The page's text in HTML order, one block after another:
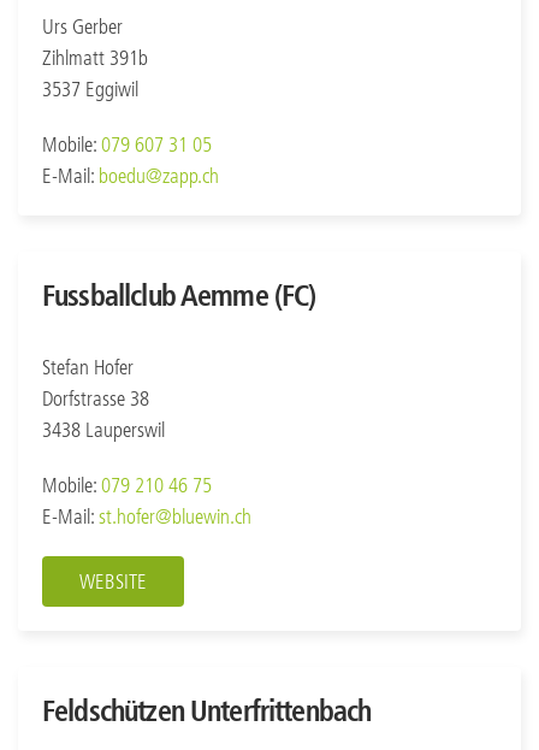
Urs Gerber
Zihlmatt 391b
3537 Eggiwil
Mobile: 079 607 31 05
E-Mail: boedu@zapp.ch
Fussballclub Aemme (FC)
Stefan Hofer
Dorfstrasse 38
3438 Lauperswil
Mobile: 079 210 46 75
E-Mail: st.hofer@bluewin.ch
WEBSITE
Feldschützen Unterfrittenbach